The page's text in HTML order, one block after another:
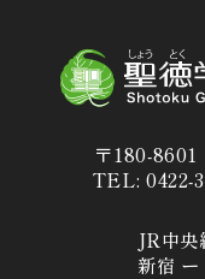
〒180-8601
TEL: 0422-
JR中
新宿